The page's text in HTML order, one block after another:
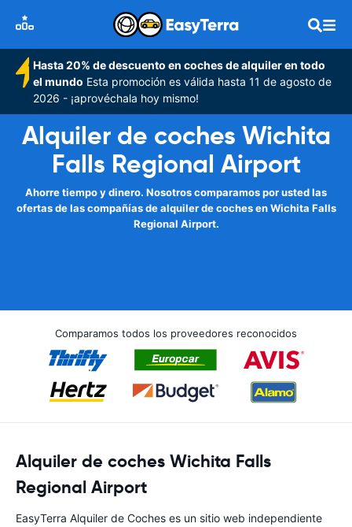
Hasta 20% de descuento en coches de alquiler en todo
el mundo Esta promoción es válida hasta 11 de agosto de
2026 - ¡aprovéchala hoy mismo!
Alquiler de coches Wichita
Falls Regional Airport
Ahorre tiempo y dinero. Nosotros comparamos por usted las
ofertas de las compañías de alquiler de coches en Wichita Falls
Regional Airport.
Comparamos todos los proveedores reconocidos
Alquiler de coches Wichita Falls
Regional Airport
EasyTerra Alquiler de Coches es un sitio web independiente